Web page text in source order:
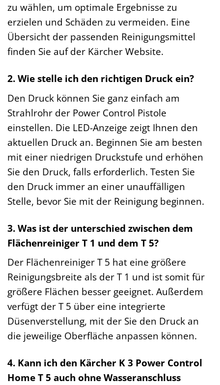
zu wählen, um optimale Ergebnisse zu
erzielen und Schäden zu vermeiden. Eine
Übersicht der passenden Reinigungsmittel
finden Sie auf der Kärcher Website.
2. Wie stelle ich den richtigen Druck ein?
Den Druck können Sie ganz einfach am
Strahlrohr der Power Control Pistole
einstellen. Die LED-Anzeige zeigt Ihnen den
aktuellen Druck an. Beginnen Sie am besten
mit einer niedrigen Druckstufe und erhöhen
Sie den Druck, falls erforderlich. Testen Sie
den Druck immer an einer unauffälligen
Stelle, bevor Sie mit der Reinigung beginnen.
3. Was ist der unterschied zwischen dem
Flächenreiniger T 1 und dem T 5?
Der Flächenreiniger T 5 hat eine größere
Reinigungsbreite als der T 1 und ist somit für
größere Flächen besser geeignet. Außerdem
verfügt der T 5 über eine integrierte
Düsenverstellung, mit der Sie den Druck an
die jeweilige Oberfläche anpassen können.
4. Kann ich den Kärcher K 3 Power Control
Home T 5 auch ohne Wasseranschluss